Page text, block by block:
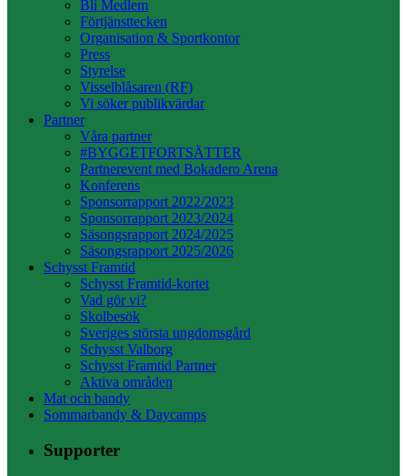
Bli Medlem
Förtjänsttecken
Organisation & Sportkontor
Press
Styrelse
Visselblåsaren (RF)
Vi söker publikvärdar
Partner
Våra partner
#BYGGETFORTSÄTTER
Partnerevent med Bokadero Arena
Konferens
Sponsorrapport 2022/2023
Sponsorrapport 2023/2024
Säsongsrapport 2024/2025
Säsongsrapport 2025/2026
Schysst Framtid
Schysst Framtid-kortet
Vad gör vi?
Skolbesök
Sveriges största ungdomsgård
Schysst Valborg
Schysst Framtid Partner
Aktiva områden
Mat och bandy
Sommarbandy & Daycamps
Supporter